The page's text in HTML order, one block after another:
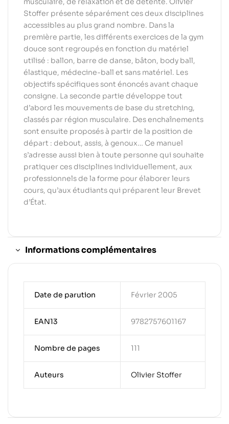
Stoffer présente séparément ces deux disciplines
accessibles au plus grand nombre. Dans la
première partie, les différents exercices de la gym
douce sont regroupés en fonction du matériel
utilisé : ballon, barre de danse, bâton, body ball,
élastique, médecine-ball et sans matériel. Les
objectifs spécifiques sont énoncés avant chaque
consigne. La seconde partie développe tout
d’abord les mouvements de base du stretching,
classés par région musculaire. Des enchaînements
sont ensuite proposés à partir de la position de
départ : debout, assis, à genoux… Ce manuel
s’adresse aussi bien à toute personne qui souhaite
pratiquer ces disciplines individuellement, aux
professionnels de la forme pour élaborer leurs
cours, qu’aux étudiants qui préparent leur Brevet
d’État.
Informations complémentaires
Date de parution Février 2005
EAN13 9782757601167
Nombre de pages 111
Auteurs Olivier Stoffer